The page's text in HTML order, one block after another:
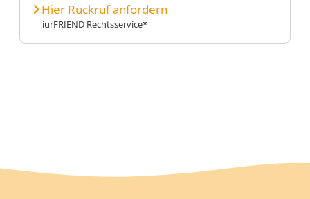
Hier Rückruf anfordern
iurFRIEND Rechtsservice*